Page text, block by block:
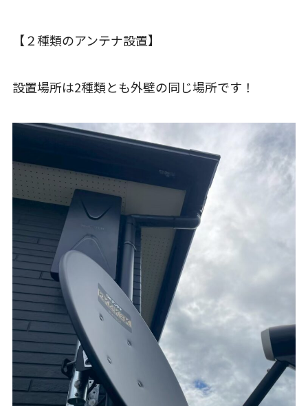
【２種類のアンテナ設置】
設置場所は2種類とも外壁の同じ場所です！